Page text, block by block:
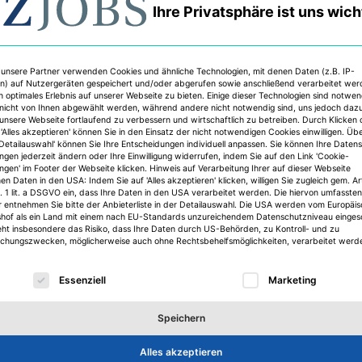
in Deutschland würden Sie gerne abreißen?
Nürnberg, das lokale Denkmal für
erweitert werden kann.
auf die Palme? Und was beruflich?
ausstehen. Beruflich heben Unzuverlässigkeit und
Blutdruck.
Lieblingssongs?
Rolling Stones (natürlich voll aufgedreht).
Urlaub denken, denken Sie an was …?
Ihre Privatsphäre ist uns
Partner verwenden Cookies und ähnliche Technologien, mit denen Daten (z.B. IP-
auf Nutzergeräten gespeichert und/oder abgerufen sowie anschließend verarbeitet
optimales Erlebnis auf unserer Webseite zu bieten. Einige dieser Technologien sind
von Ihnen abgewählt werden, während andere nicht notwendig sind, uns jedoch
Webseite fortlaufend zu verbessern und wirtschaftlich zu betreiben. Durch Klicken
akzeptieren' können Sie in den Einsatz der nicht notwendigen Cookies einwilligen.
können Sie Ihre Entscheidungen individuell anpassen. Sie können Ihre
jederzeit ändern oder Ihre Einwilligung widerrufen, indem Sie auf den Link 'Cookie-
im Footer der Webseite klicken. Hinweis auf Verarbeitung Ihrer auf dieser Webseite
Daten in den USA: Indem Sie auf 'Alles akzeptieren' klicken, willigen Sie zugleich gem.
1 lit. a DSGVO ein, dass Ihre Daten in den USA verarbeitet werden. Die hiervon umfassten
entnehmen Sie bitte der Anbieterliste in der Detailauswahl. Die USA werden vom
als ein Land mit einem nach EU-Standards unzureichendem Datenschutzniveau
insbesondere das Risiko, dass Ihre Daten durch US-Behörden, zu Kontroll- und zu
möglicherweise auch ohne Rechtsbehelfsmöglichkeiten, verarbeitet
eine Liste der Service-Gruppen, für die eine
Essenziell Marketing
Speichern
Alles akzeptieren